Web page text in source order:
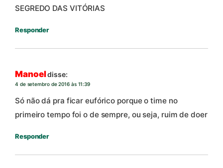
SEGREDO DAS VITÓRIAS
Responder
Manoeldisse:
4 de setembro de 2016 às 11:39
Só não dá pra ficar eufórico porque o time no
primeiro tempo foi o de sempre, ou seja, ruim de doer
Responder